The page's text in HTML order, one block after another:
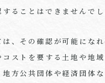
ることはできませんでし
、その確認が可能にな
ストを要する土地や地
方公共団体や経済団体